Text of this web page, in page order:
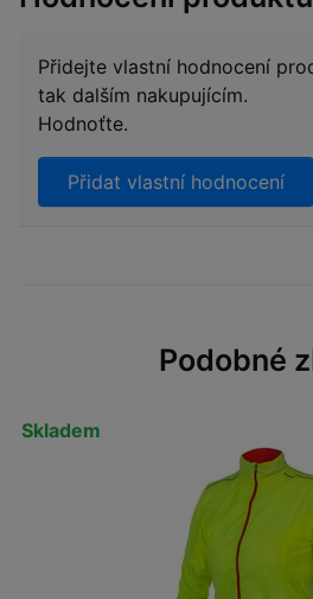
Přidejte vlastní hodnocení
tak dalším nakupujícím.
Hodnoťte.
Přidat vlastní hodnocení
Podobné
Skladem